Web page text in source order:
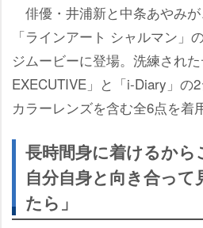
俳優・井浦新と中条あやみ
「ラインアート シャルマン」
ジムービーに登場。洗練され
EXECUTIVE」と「i-Diary」
カラーレンズを含む全6点を着
長時間身に着けるから
自分自身と向き合っ
たら」